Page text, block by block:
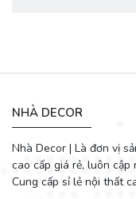
NHÀ DECOR
Nhà Decor | Là đơn vị
cao cấp giá rẻ, luôn cập
Cung cấp sỉ lẻ nội thất